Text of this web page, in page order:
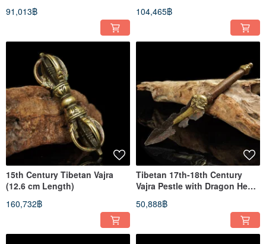
91,013฿
104,465฿
15th Century Tibetan Vajra
(12.6 cm Length)
160,732฿
Tibetan 17th-18th Century
Vajra Pestle with Dragon Head
50,888฿